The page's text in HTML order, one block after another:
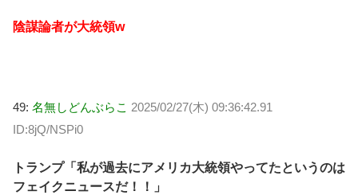
陰謀論者が大統領w
49: 名無しどんぶらこ 2025/02/27(木) 09:36:42.91
ID:8jQ/NSPi0
トランプ「私が過去にアメリカ大統領やってたというのは
フェイクニュースだ！！」